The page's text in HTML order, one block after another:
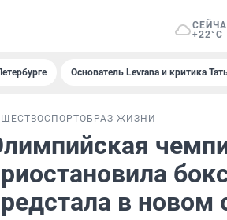
+22°C
Основатель Levrana и критика
СПОРТОБРАЗ ЖИЗНИ
в новом